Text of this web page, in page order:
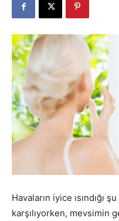
Havaların iyice ısındığı
karşılıyorken, mevsimin